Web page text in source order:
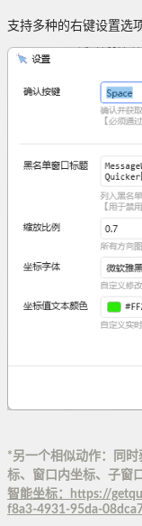
支持多种的右键设置选
*另一个相似动作：同
标、窗口内坐标、子窗
智能坐标：https://
f8a3-4931-95da-